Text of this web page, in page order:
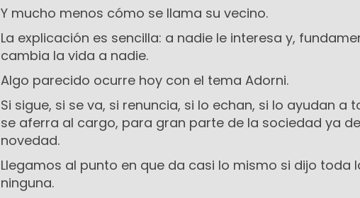
Y mucho menos cómo se llama su vecino.
La explicación es sencilla: a nadie le interesa y,
cambia la vida a nadie.
Algo parecido ocurre hoy con el tema Adorni.
Si sigue, si se va, si renuncia, si lo echan, si lo ayudan a
se aferra al cargo, para gran parte de la sociedad ya
novedad.
Llegamos al punto en que da casi lo mismo si dijo toda
ninguna.